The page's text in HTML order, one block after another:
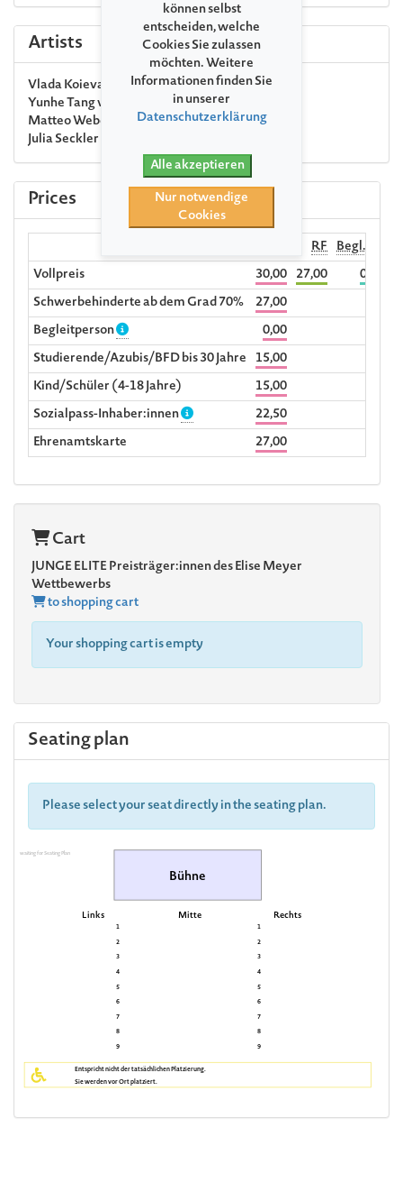
Artists
Vlada Koieva
soprano
Yunhe Tangviolin
Matteo Weber
piano
Julia Seckler
Prices
RF
Begl. RF
Vollpreis
30,00 27,00
0,00
Schwerbehinderte ab dem Grad 70%
27,00
Begleitperson
0,00
Studierende/Azubis/BFD bis 30 Jahre
15,00
Kind/Schüler (4-18 Jahre)
15,00
Sozialpass-Inhaber:innen
22,50
Ehrenamtskarte
27,00
Cart
JUNGE ELITE Preisträger:innen des Elise Meyer
Wettbewerbs
to shopping cart
Your shopping cart is empty
Seating plan
Please select your seat directly in the seating plan.
waiting for Seating Plan
Bühne
Entspricht nicht der tatsächlichen Platzierung.
Sie werden vor Ort platziert.
Links Mitte Rechts
1
2
3
4
5
6
7
8
9
1
2
3
4
5
6
7
8
9
können selbst
entscheiden, welche
Cookies Sie zulassen
möchten. Weitere
Informationen finden Sie
in unserer
Datenschutzerklärung
Alle akzeptieren
Nur notwendige
Cookies